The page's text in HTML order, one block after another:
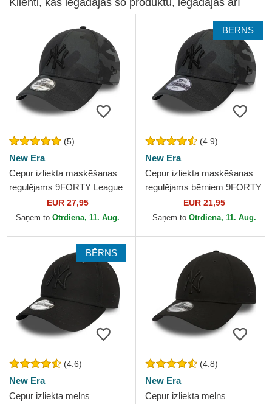
Klienti, kas iegādājās šo produktu, iegādājās arī
(5)
New Era
Cepur izliekta maskēšanas
regulējams 9FORTY League
Essential no New York
Yankees MLB no New Era
EUR 27,95
Saņem to Otrdiena, 11. Aug.
BĒRNS
(4.9)
New Era
Cepur izliekta maskēšanas
regulējams bērniem 9FORTY
League Essential no New
York Yankees MLB no...
EUR 21,95
Saņem to Otrdiena, 11. Aug.
BĒRNS
(4.6)
New Era
Cepur izliekta melns
(4.8)
New Era
Cepur izliekta melns